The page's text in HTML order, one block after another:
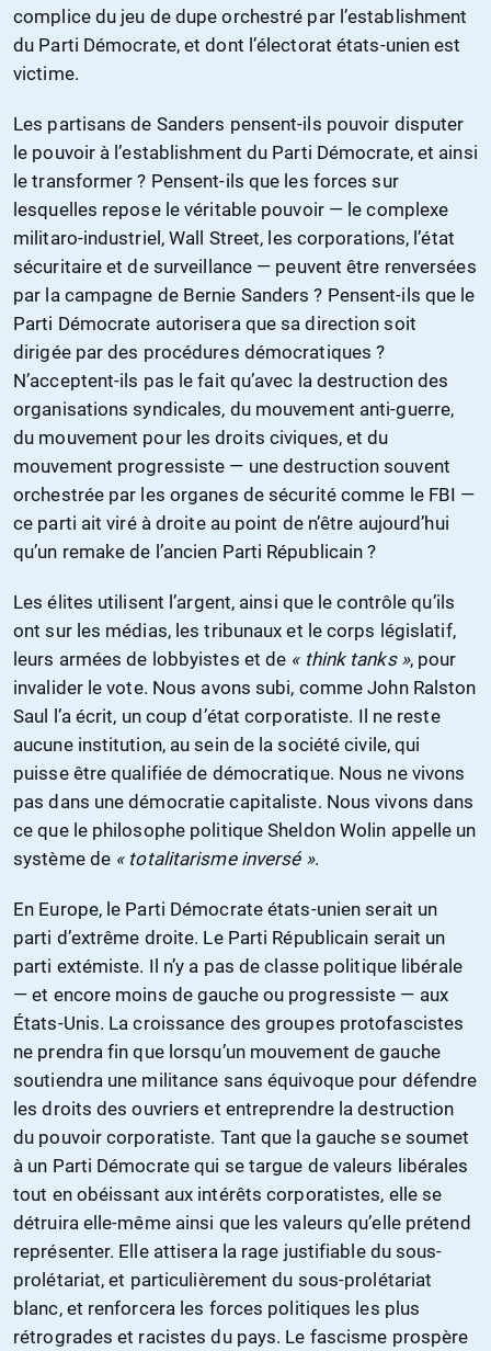
complice du jeu de dupe orchestré par l’establishment
du Parti Démocrate, et dont l’électorat états-unien est
victime.
Les partisans de Sanders pensent-ils pouvoir disputer
le pouvoir à l’establishment du Parti Démocrate, et ainsi
le transformer ? Pensent-ils que les forces sur
lesquelles repose le véritable pouvoir — le complexe
militaro-industriel, Wall Street, les corporations, l’état
sécuritaire et de surveillance — peuvent être renversées
par la campagne de Bernie Sanders ? Pensent-ils que le
Parti Démocrate autorisera que sa direction soit
dirigée par des procédures démocratiques ?
N’acceptent-ils pas le fait qu’avec la destruction des
organisations syndicales, du mouvement anti-guerre,
du mouvement pour les droits civiques, et du
mouvement progressiste — une destruction souvent
orchestrée par les organes de sécurité comme le FBI —
ce parti ait viré à droite au point de n’être aujourd’hui
qu’un remake de l’ancien Parti Républicain ?
Les élites utilisent l’argent, ainsi que le contrôle qu’ils
ont sur les médias, les tribunaux et le corps législatif,
leurs armées de lobbyistes et de « think tanks », pour
invalider le vote. Nous avons subi, comme John Ralston
Saul l’a écrit, un coup d’état corporatiste. Il ne reste
aucune institution, au sein de la société civile, qui
puisse être qualifiée de démocratique. Nous ne vivons
pas dans une démocratie capitaliste. Nous vivons dans
ce que le philosophe politique Sheldon Wolin appelle un
système de « totalitarisme inversé ».
En Europe, le Parti Démocrate états-unien serait un
parti d’extrême droite. Le Parti Républicain serait un
parti extémiste. Il n’y a pas de classe politique libérale
— et encore moins de gauche ou progressiste — aux
États-Unis. La croissance des groupes protofascistes
ne prendra fin que lorsqu’un mouvement de gauche
soutiendra une militance sans équivoque pour défendre
les droits des ouvriers et entreprendre la destruction
du pouvoir corporatiste. Tant que la gauche se soumet
à un Parti Démocrate qui se targue de valeurs libérales
tout en obéissant aux intérêts corporatistes, elle se
détruira elle-même ainsi que les valeurs qu’elle prétend
représenter. Elle attisera la rage justifiable du sous-
prolétariat, et particulièrement du sous-prolétariat
blanc, et renforcera les forces politiques les plus
rétrogrades et racistes du pays. Le fascisme prospère